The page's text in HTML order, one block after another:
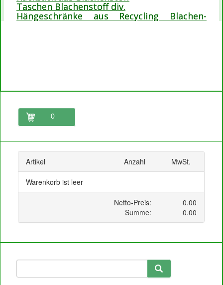
Taschen Blachenstoff div.
Hängeschränke aus Recycling Blachen-
0